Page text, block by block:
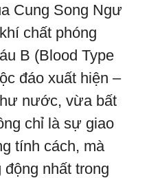
Cung Song Ngư
chất phóng
B (Blood Type
đáo xuất hiện –
nước, vừa bất
chỉ là sự giao
tính cách, mà
nhất trong